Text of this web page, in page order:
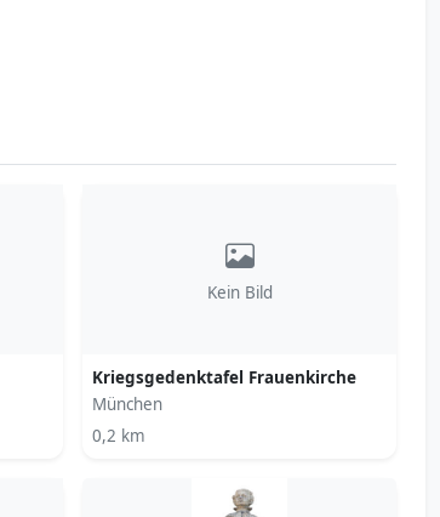
Kein Bild
Kriegsgedenktafel Frauenkirche
München
0,2 km